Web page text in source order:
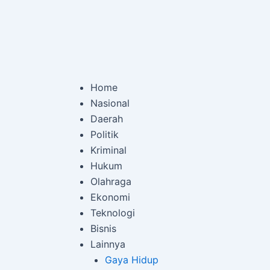
Home
Nasional
Daerah
Politik
Kriminal
Hukum
Olahraga
Ekonomi
Teknologi
Bisnis
Lainnya
Gaya Hidup